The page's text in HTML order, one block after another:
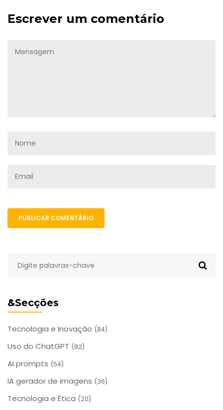
&Secções
Tecnologia e Inovação (84)
Uso do ChatGPT (82)
AI prompts (54)
IA gerador de imagens (36)
Tecnologia e Ética (20)
Escrever um comentário
PUBLICAR COMENTÁRIO